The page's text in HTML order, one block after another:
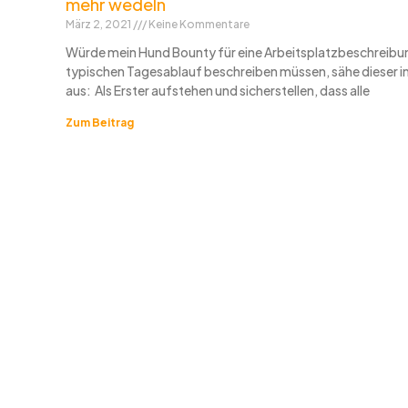
März 2, 2021 Keine Kommentare
Würde mein Hund Bounty für eine
typischen Tagesablauf beschreiben müssen, sähe dieser
aus: Als Erster aufstehen und sicherstellen, dass alle
Zum Beitrag